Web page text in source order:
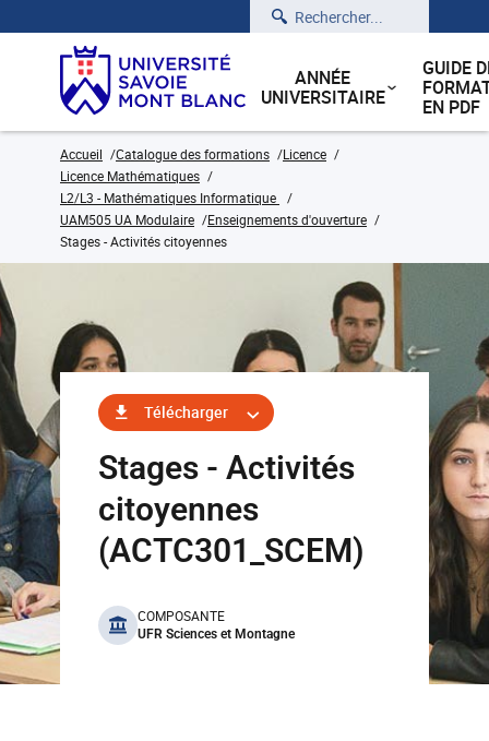
Rechercher
ANNÉE
UNIVERSITAIRE
GUIDE
EN PDF
Accueil Catalogue des formations
Licence
Licence Mathématiques
L2/L3 - Mathématiques Informatique
UAM505 UA Modulaire
Enseignements d'ouverture
Stages - Activités citoyennes
Télécharger
Stages - Activités
citoyennes
(ACTC301_SCEM)
benefits
COMPOSANTE
UFR Sciences et Montagne